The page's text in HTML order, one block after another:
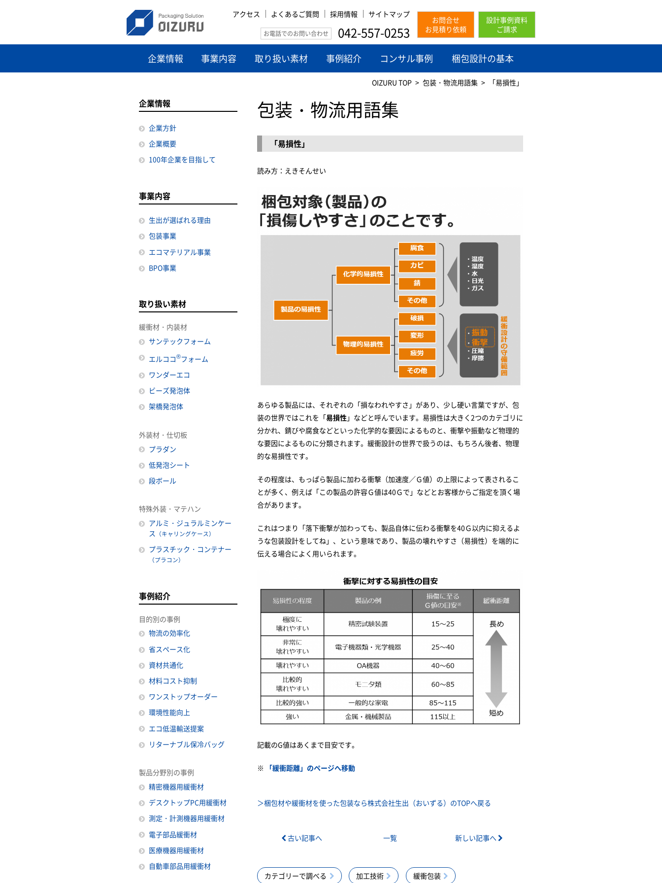
アクセス よくあるご質問 採用情報 サイトマップ
お電話でのお問い合わせ 042-557-0253
お問合せ
お見積り依頼
設計事例資料
ご請求
企業情報 事業内容 取り扱い素材 事例紹介 コンサル事例 梱包設計の基本
OIZURU TOP 包装・物流用語集 「易損性」
包装・物流用語集
「易損性」
読み方：えきそんせい
あらゆる製品には、それぞれの「損なわれやすさ」があり、少し硬い言葉ですが、包
装の世界ではこれを「易損性 」などと呼んでいます。易損性は大きく2つのカテゴリに
分かれ、錆びや腐食などといった化学的な要因によるものと、衝撃や振動など物理的
な要因によるものに分類されます。緩衝設計の世界で扱うのは、もちろん後者、物理
的な易損性です。
その程度は、もっぱら製品に加わる衝撃（加速度／Ｇ値）の上限によって表されるこ
とが多く、例えば「この製品の許容Ｇ値は40Ｇで」などとお客様からご指定を頂く場
合があります。
これはつまり「落下衝撃が加わっても、製品自体に伝わる衝撃を40Ｇ以内に抑えるよ
うな包装設計をしてね」、という意味であり、製品の壊れやすさ（易損性）を端的に
伝える場合によく用いられます。
記載のG値はあくまで目安です。
※ 「緩衝距離」のページへ移動
＞梱包材や緩衝材を使った包装なら株式会社生出（おいずる）のTOPへ戻る
古い記事へ 一覧 新しい記事へ
カテゴリーで調べる 加工技術 緩衝包装
企業情報
企業方針
企業概要
100年企業を目指して
事業内容
生出が選ばれる理由
包装事業
エコマテリアル事業
BPO事業
取り扱い素材
緩衝材・内装材
サンテックフォーム
エルココ®フォーム
ワンダーエコ
ビーズ発泡体
架橋発泡体
外装材・仕切板
プラダン
低発泡シート
段ボール
特殊外装・マテハン
アルミ・ジュラルミンケー
ス （キャリングケース）
プラスチック・コンテナー
（プラコン）
事例紹介
目的別の事例
物流の効率化
省スペース化
資材共通化
材料コスト抑制
ワンストップオーダー
環境性能向上
エコ低温輸送提案
リターナブル保冷バッグ
製品分野別の事例
精密機器用緩衝材
デスクトップPC用緩衝材
測定・計測機器用緩衝材
電子部品緩衝材
医療機器用緩衝材
自動車部品用緩衝材